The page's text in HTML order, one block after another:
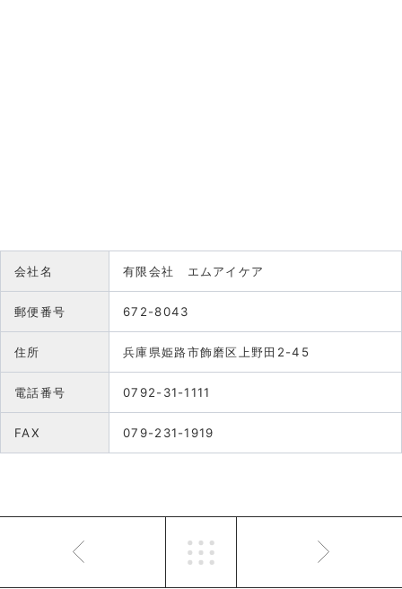
会社名 有限会社 エムアイケア
郵便番号 672-8043
住所 兵庫県姫路市飾磨区上野田2-45
電話番号 0792-31-1111
FAX 079-231-1919